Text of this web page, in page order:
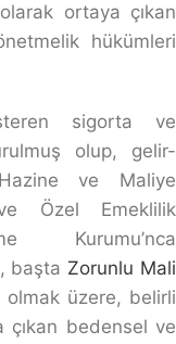
ortaya çıkan
hükümleri
sigorta ve
olup, gelir-
ve Maliye
ve Özel Emeklilik
Kurumu’nca
başta Zorunlu Mali
olmak üzere, belirli
çıkan bedensel ve